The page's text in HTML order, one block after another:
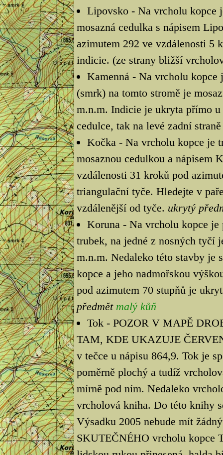
Lipovsko - Na vrcholu kopce
mosazná cedulka s nápisem
azimutem 292 ve vzdálenosti 5
indicie. (ze strany bližší
Kamenná - Na vrcholu
(smrk) na tomto stromě je
m.n.m. Indicie je ukryta přímo
cedulce, tak na levé zadní
Kočka - Na vrcholu kopce je
mosaznou cedulkou a nápisem
vzdálenosti 31 kroků pod
triangulační tyče. Hledejte v
vzdálenější od tyče. ukrytý
Koruna - Na vrcholu kopce je
trubek, na jedné z nosných tyčí
m.n.m. Nedaleko této stavby je
kopce a jeho nadmořskou
pod azimutem 70 stupňů je
předmět malý kůň
Tok - POZOR V MAPĚ
TAM, KDE UKAZUJE
v tečce u nápisu 864,9. Tok je
poměrně plochý a tudíž
mírně pod ním. Nedaleko
vrcholová kniha. Do této knihy
Výsadku 2005 nebude mít
SKUTEČNÉHO vrcholu kopce